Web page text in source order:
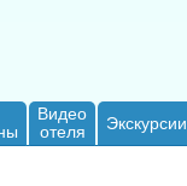
Видео
отеля
Экскурсии